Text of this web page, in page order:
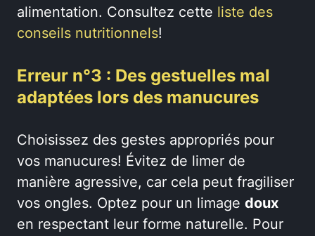
alimentation. Consultez cette liste des
conseils nutritionnels!
Erreur n°3 : Des gestuelles mal
adaptées lors des manucures
Choisissez des gestes appropriés pour
vos manucures! Évitez de limer de
manière agressive, car cela peut fragiliser
vos ongles. Optez pour un limage doux
en respectant leur forme naturelle. Pour